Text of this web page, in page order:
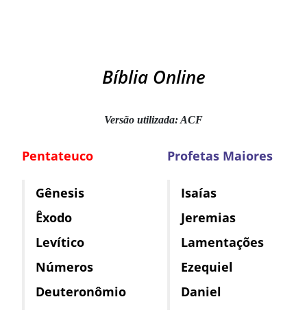
Bíblia Online
Versão utilizada: ACF
Pentateuco
Gênesis
Êxodo
Levítico
Números
Deuteronômio
Profetas Maiores
Isaías
Jeremias
Lamentações
Ezequiel
Daniel